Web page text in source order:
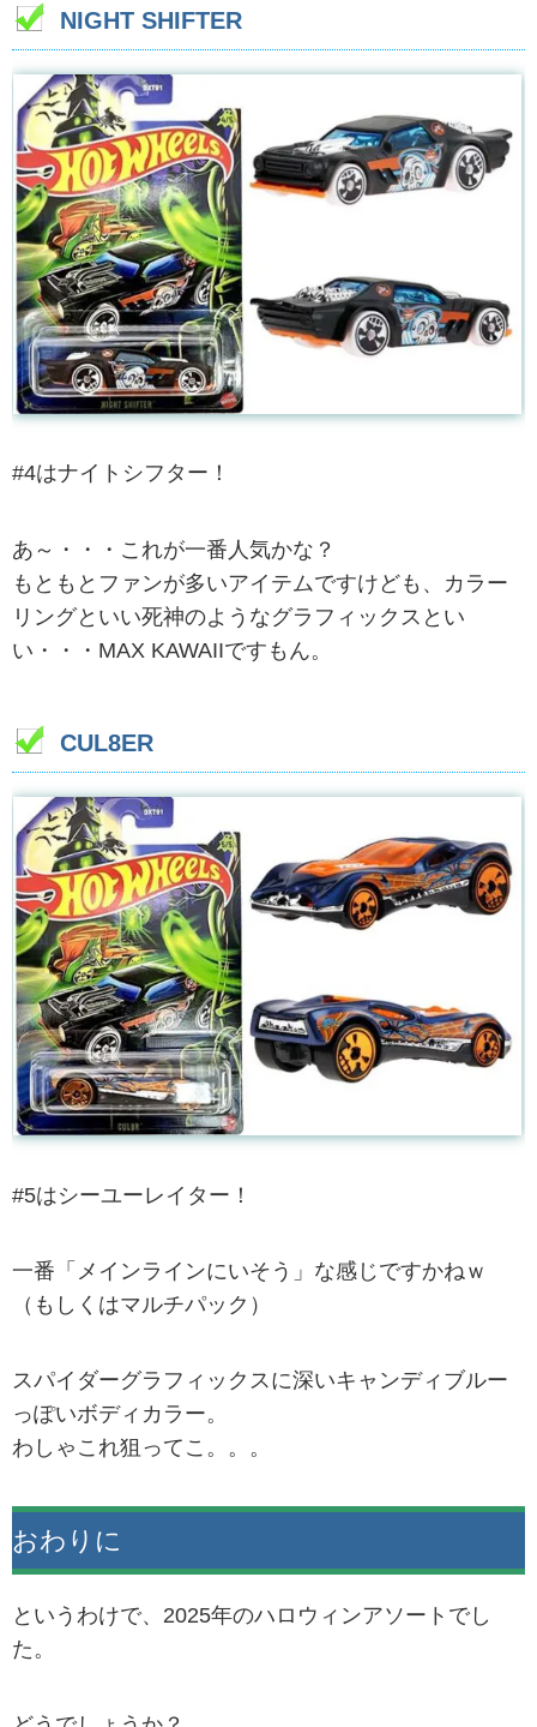
NIGHT SHIFTER
#4はナイトシフター！
あ～・・・これが一番人気かな？
もともとファンが多いアイテムですけども、カラー
リングといい死神のようなグラフィックスとい
い・・・MAX KAWAIIですもん。
CUL8ER
#5はシーユーレイター！
一番「メインラインにいそう」な感じですかねｗ
（もしくはマルチパック）
スパイダーグラフィックスに深いキャンディブルー
っぽいボディカラー。
わしゃこれ狙ってこ。。。
おわりに
というわけで、2025年のハロウィンアソートでし
た。